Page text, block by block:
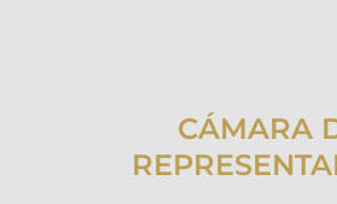
CÁMARA